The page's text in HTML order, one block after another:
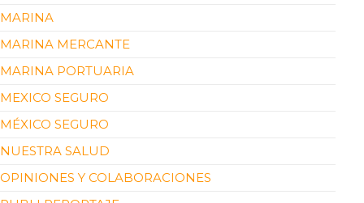
MARINA
MARINA MERCANTE
MARINA PORTUARIA
MEXICO SEGURO
MÉXICO SEGURO
NUESTRA SALUD
OPINIONES Y COLABORACIONES